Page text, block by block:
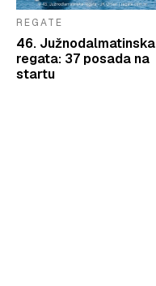
REGATE
46. Južnodalmatinska
regata: 37 posada na
startu